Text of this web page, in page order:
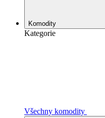
Komodity
Kategorie
Všechny komodity